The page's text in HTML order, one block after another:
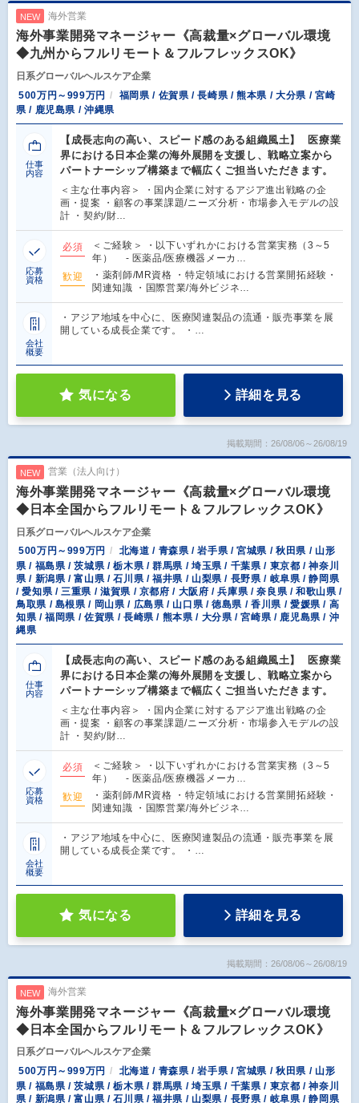
NEW 海外営業
海外事業開発マネージャー《高裁量×グローバル環境
◆九州からフルリモート＆フルフレックスOK》
日系グローバルヘルスケア企業
500万円～999万円
福岡県 / 佐賀県 / 長崎県 / 熊本県 / 大分県 / 宮崎
県 / 鹿児島県 / 沖縄県
仕事
内容
【成長志向の高い、スピード感のある組織風土】 医療業
界における日本企業の海外展開を支援し、戦略立案から
パートナーシップ構築まで幅広くご担当いただきます。
＜主な仕事内容＞ ・国内企業に対するアジア進出戦略の企
画・提案 ・顧客の事業課題/ニーズ分析・市場参入モデルの設
計 ・契約/財…
応募
資格
必須
＜ご経験＞ ・以下いずれかにおける営業実務（3～5
年） - 医薬品/医療機器メーカ…
歓迎
・薬剤師/MR資格 ・特定領域における営業開拓経験・
関連知識 ・国際営業/海外ビジネ…
会社
概要
・アジア地域を中心に、医療関連製品の流通・販売事業を展
開している成長企業です。 ・…
気になる 詳細を見る
掲載期間：26/08/06～26/08/19
NEW 営業（法人向け）
海外事業開発マネージャー《高裁量×グローバル環境
◆日本全国からフルリモート＆フルフレックスOK》
日系グローバルヘルスケア企業
500万円～999万円
北海道 / 青森県 / 岩手県 / 宮城県 / 秋田県 / 山形
県 / 福島県 / 茨城県 / 栃木県 / 群馬県 / 埼玉県 / 千葉県 / 東京都 / 神奈川
県 / 新潟県 / 富山県 / 石川県 / 福井県 / 山梨県 / 長野県 / 岐阜県 / 静岡県
/ 愛知県 / 三重県 / 滋賀県 / 京都府 / 大阪府 / 兵庫県 / 奈良県 / 和歌山県 /
鳥取県 / 島根県 / 岡山県 / 広島県 / 山口県 / 徳島県 / 香川県 / 愛媛県 / 高
知県 / 福岡県 / 佐賀県 / 長崎県 / 熊本県 / 大分県 / 宮崎県 / 鹿児島県 / 沖
縄県
仕事
内容
【成長志向の高い、スピード感のある組織風土】 医療業
界における日本企業の海外展開を支援し、戦略立案から
パートナーシップ構築まで幅広くご担当いただきます。
＜主な仕事内容＞ ・国内企業に対するアジア進出戦略の企
画・提案 ・顧客の事業課題/ニーズ分析・市場参入モデルの設
計 ・契約/財…
応募
資格
必須
＜ご経験＞ ・以下いずれかにおける営業実務（3～5
年） - 医薬品/医療機器メーカ…
歓迎
・薬剤師/MR資格 ・特定領域における営業開拓経験・
関連知識 ・国際営業/海外ビジネ…
会社
概要
・アジア地域を中心に、医療関連製品の流通・販売事業を展
開している成長企業です。 ・…
気になる 詳細を見る
掲載期間：26/08/06～26/08/19
NEW 海外営業
海外事業開発マネージャー《高裁量×グローバル環境
◆日本全国からフルリモート＆フルフレックスOK》
日系グローバルヘルスケア企業
500万円～999万円
北海道 / 青森県 / 岩手県 / 宮城県 / 秋田県 / 山形
県 / 福島県 / 茨城県 / 栃木県 / 群馬県 / 埼玉県 / 千葉県 / 東京都 / 神奈川
県 / 新潟県 / 富山県 / 石川県 / 福井県 / 山梨県 / 長野県 / 岐阜県 / 静岡県